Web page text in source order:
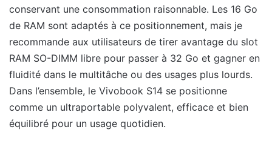
conservant une consommation raisonnable. Les 16 Go
de RAM sont adaptés à ce positionnement, mais je
recommande aux utilisateurs de tirer avantage du slot
RAM SO-DIMM libre pour passer à 32 Go et gagner en
fluidité dans le multitâche ou des usages plus lourds.
Dans l’ensemble, le Vivobook S14 se positionne
comme un ultraportable polyvalent, efficace et bien
équilibré pour un usage quotidien.